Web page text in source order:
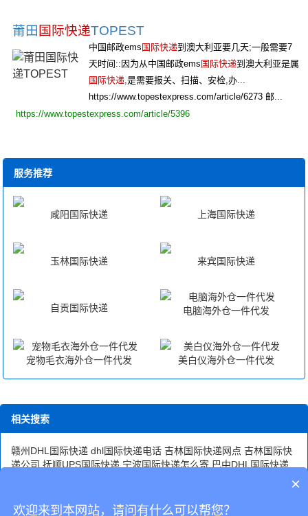
莆田 国际快递TOPEST
中国邮政ems 国际快递到澳大利亚要几天;一般需要7
天时间::因为从中国邮政ems 国际快递到澳大利亚是属
国际快递,是需要报关、扫描、安检,办...
https://www.topestexpress.com/article/6273 邮...
https://www.topestexpress.com/article/5396
服务推荐
咸阳国际快递 上海国际快递
玉林国际快递 来宾国际快递
自贡国际快递 电脑海外仓一件代发
宠物毛衣海外仓一件代发 美白仪海外仓一件代发
相关搜索
赣州DHL国际快递 dhl国际快递电话 吉林国际快递网点 吉林国际快
递公司 抚顺UPS国际快递 宁波国际快递怎么寄 巴中DHL国际快递
递寄件 沈阳国际快递一级代理
×
欢迎来到本网站，请问有什么可以帮您？